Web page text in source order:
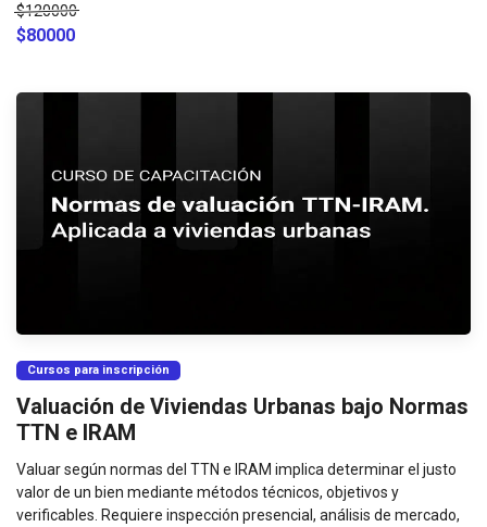
$120000
$80000
Cursos para inscripción
Valuación de Viviendas Urbanas bajo Normas
TTN e IRAM
Valuar según normas del TTN e IRAM implica determinar el justo
valor de un bien mediante métodos técnicos, objetivos y
verificables. Requiere inspección presencial, análisis de mercado,